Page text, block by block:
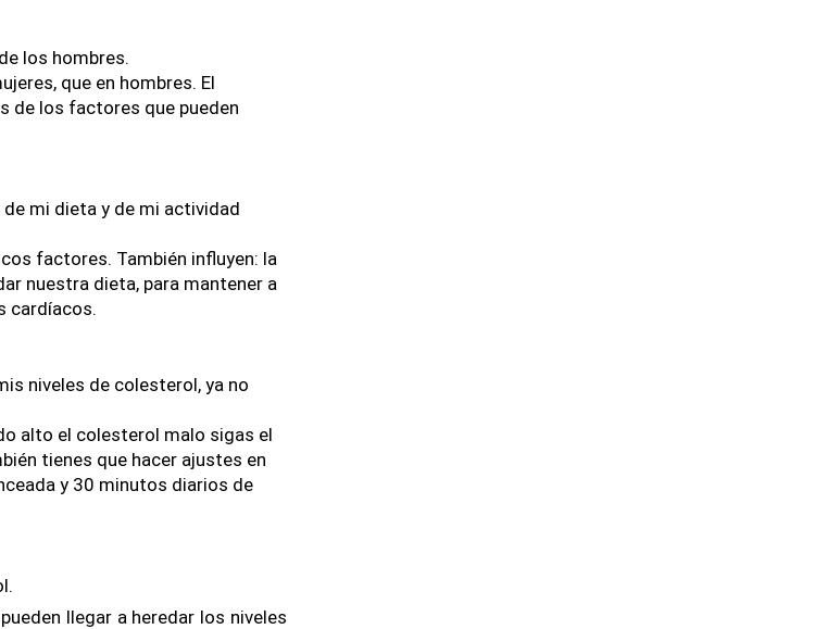
los hombres.
que en hombres. El
de los factores que pueden
mi dieta y de mi actividad
factores. También influyen: la
nuestra dieta, para mantener a
cardíacos.
niveles de colesterol, ya no
alto el colesterol malo sigas el
tienes que hacer ajustes en
y 30 minutos diarios de
llegar a heredar los niveles